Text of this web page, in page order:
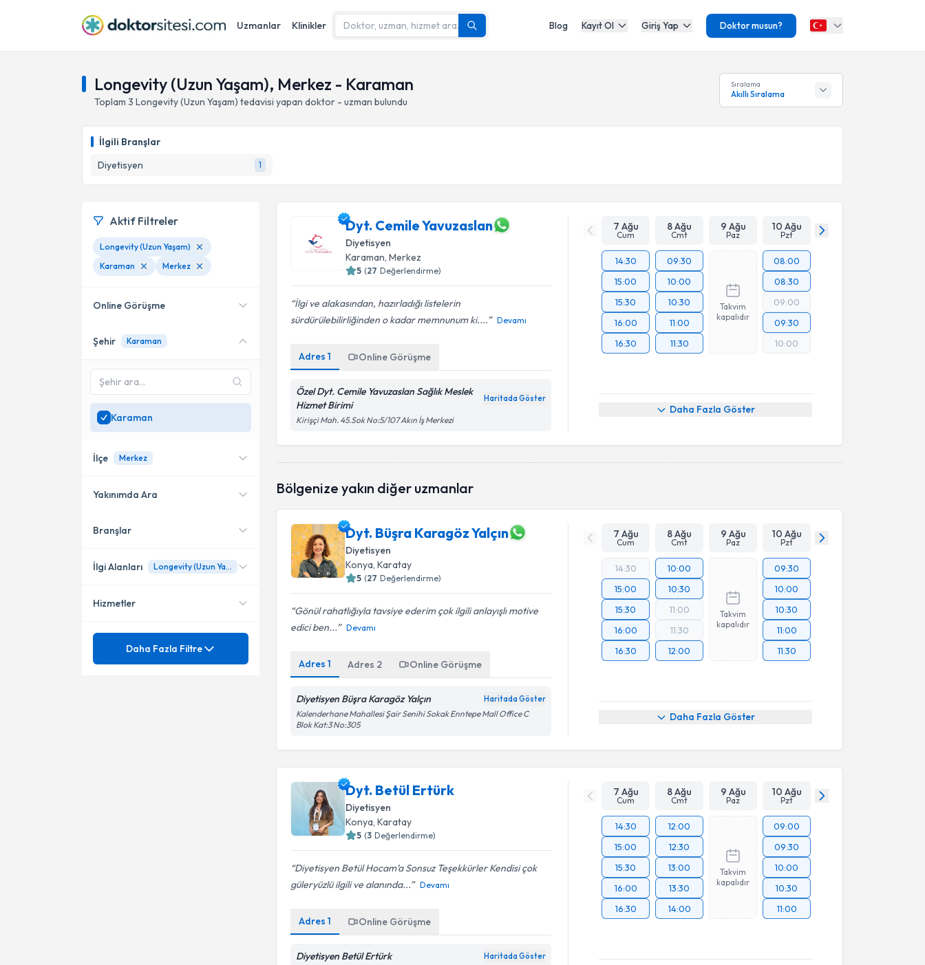
Uzmanlar Klinikler Blog Kayıt Ol Giriş Yap Doktor musun?
Longevity (Uzun Yaşam), Merkez - Karaman
Toplam 3 Longevity (Uzun Yaşam) tedavisi yapan doktor - uzman bulundu
Sıralama
Akıllı Sıralama
İlgili Branşlar
Diyetisyen
1
Dyt. Cemile Yavuzaslan
Diyetisyen
Karaman, Merkez
5 (27 Değerlendirme)
İlgi ve alakasından, hazırladığı listelerin
sürdürülebilirliğinden o kadar memnunum ki....
Devamı
Adres1 Online Görüşme
Özel Dyt. Cemile Yavuzaslan Sağlık Meslek
Hizmet Birimi
Haritada Göster
Kirişçi Mah. 45.Sok No:5/107 Akın İş Merkezi
7 Ağu
Cum
8 Ağu
Cmt
9 Ağu
Paz
10 Ağu
Pzt
14:30
15:00
15:30
16:00
16:30
09:30
10:00
10:30
11:00
11:30
Takvim
kapalıdır
08:00
08:30
09:00
09:30
10:00
Daha Fazla Göster
Bölgenize yakın diğer uzmanlar
Dyt. Büşra Karagöz Yalçın
Diyetisyen
Konya, Karatay
5 (27 Değerlendirme)
Gönül rahatlığıyla tavsiye ederim çok ilgili anlayışlı motive
edici ben...
Devamı
Adres1 Adres 2 Online Görüşme
Diyetisyen Büşra Karagöz Yalçın Haritada Göster
Kalenderhane Mahallesi Şair Senihi Sokak Enntepe Mall Office C
Blok Kat:3 No:305
7 Ağu
Cum
8 Ağu
Cmt
9 Ağu
Paz
10 Ağu
Pzt
14:30
15:00
15:30
16:00
16:30
10:00
10:30
11:00
11:30
12:00
Takvim
kapalıdır
09:30
10:00
10:30
11:00
11:30
Daha Fazla Göster
Dyt. Betül Ertürk
Diyetisyen
Konya, Karatay
5 (3 Değerlendirme)
Diyetisyen Betül Hocam’a Sonsuz Teşekkürler Kendisi çok
güleryüzlü ilgili ve alanında...
Devamı
Adres1 Online Görüşme
Diyetisyen Betül Ertürk Haritada Göster
7 Ağu
Cum
8 Ağu
Cmt
9 Ağu
Paz
10 Ağu
Pzt
14:30
15:00
15:30
16:00
16:30
12:00
12:30
13:00
13:30
14:00
Takvim
kapalıdır
09:00
09:30
10:00
10:30
11:00
Aktif Filtreler
Longevity (Uzun Yaşam)
Karaman
Merkez
Online Görüşme
Online danışmanlık sunan
SadeceKaraman
bölgesinde uzman ara
Şehir Karaman
Karaman
İlçe Merkez
Merkez
Yakınımda Ara
Konumuma yakın uzmanları
Branşlar
Diyetisyen
İlgi Alanları Longevity (Uzun Yaşam)
6 – 24 aylık bebek beslenmesi
Hizmetler
Mezuniyet
Daha Fazla Filtre